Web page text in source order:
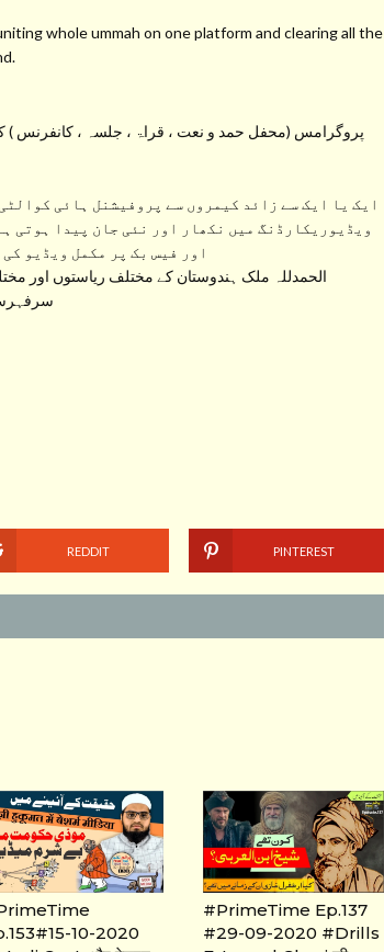
whole ummah on one platform and clearing all the
پروگرامس (محفل حمد و نعت ، قراۃ ، جلسہ ، کانفرنس ) کی
ایک یا ایک سے زائد کیمروں سے پروفیشنل ہائی
ویڈیوریکارڈنگ میں نکھار اور نئی جان پیدا ہوتی
اور فیس بک پر مکمل ویڈیو
الحمدللہ ملک ہندوستان کے مختلف ریاستوں اور
REDDIT PINTEREST
10-2020
#PrimeTime Ep.137
#29-09-2020 #Drills